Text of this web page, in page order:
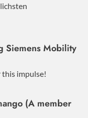
Siemens Mobility
impulse!
(A member